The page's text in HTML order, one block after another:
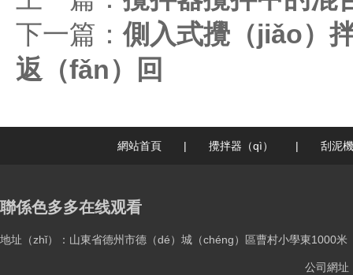
下一篇：側入式攪（jiǎo）
返（fǎn）回
網站首頁 | 攪拌器（qì） | 刮泥機
聯係色多多在线观看
地址（zhǐ）：山東省德州市德（dé）城（chéng）區曹村小學東1000米
公司網址